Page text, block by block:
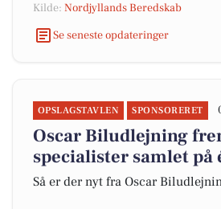
Kilde: Nordjyllands Beredskab
Se seneste opdateringer
OPSLAGSTAVLEN SPONSORERET
Oscar Biludlejning
specialister samlet på
Så er der nyt fra Oscar